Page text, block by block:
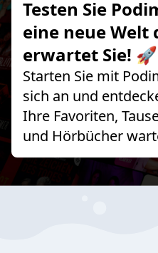
Testen Sie
eine neue Welt
erwartet Sie! 🚀
Starten Sie mit
sich an und
Ihre Favoriten,
und Hörbücher